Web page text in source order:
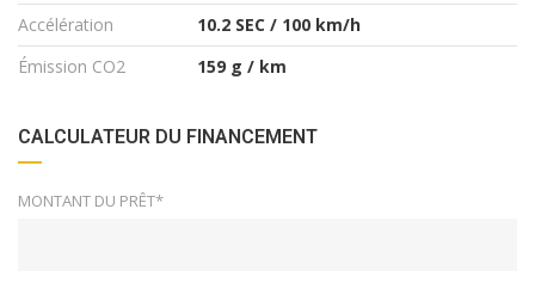
Accélération
10.2 SEC / 100 km/h
Émission CO2
159 g / km
CALCULATEUR DU FINANCEMENT
MONTANT DU PRÊT*